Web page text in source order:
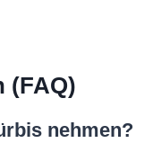
(FAQ)
nehmen?